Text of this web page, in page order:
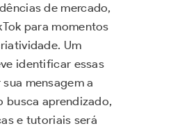
de mercado,
para momentos
Um
identificar essas
mensagem a
busca aprendizado,
e tutoriais será